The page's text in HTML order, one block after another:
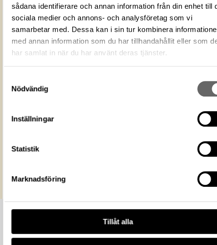
sådana identifierare och annan information från din enhet till
sociala medier och annons- och analysföretag som vi
samarbetar med. Dessa kan i sin tur kombinera
med annan information som du har tillhandahållit eller som
har samlat in när du har använt deras tjänster.
Nödvändig
Inställningar
Statistik
Marknadsföring
Tillåt alla
Fotograf
Nyberg, Jenny
Fotodatum 2017-02-09
Licens för media
Du får bearbeta och dela verket
ändamål, även kommersiella, så
du anger upphovsperson och
licensgivare. CC BY 4.0
https://samlingar.shm.se/media/
All textinformation (metadata) på denna sida är fri att använda
licensen CC0.